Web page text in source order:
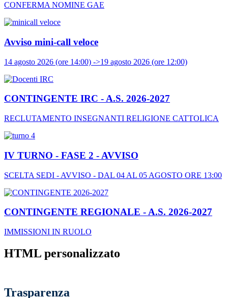
CONFERMA NOMINE GAE
Avviso mini-call veloce
14 agosto 2026 (ore 14:00) ->19 agosto 2026 (ore 12:00)
CONTINGENTE IRC - A.S. 2026-2027
RECLUTAMENTO INSEGNANTI RELIGIONE CATTOLICA
IV TURNO - FASE 2 - AVVISO
SCELTA SEDI - AVVISO - DAL 04 AL 05 AGOSTO ORE 13:00
CONTINGENTE REGIONALE - A.S. 2026-2027
IMMISSIONI IN RUOLO
HTML personalizzato
Trasparenza